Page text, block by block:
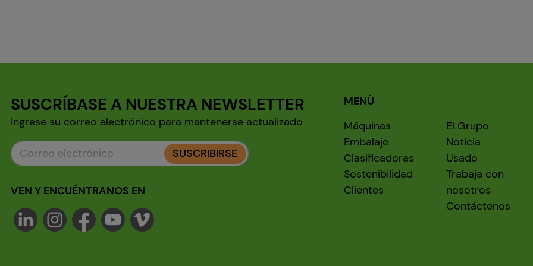
SUSCRÍBASE A NUESTRA NEWSLETTER
Ingrese su correo electrónico para mantenerse actualizado
SUSCRIBIRSE
VEN Y ENCUÉNTRANOS EN
MENÙ
Máquinas
Embalaje
Clasificadoras
Sostenibilidad
Clientes
El Grupo
Noticia
Usado
Trabaja con
nosotros
Contáctenos